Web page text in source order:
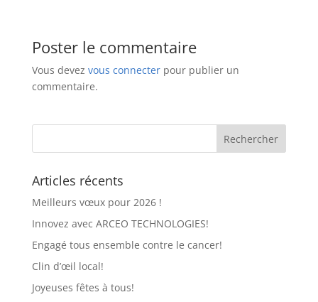
Poster le commentaire
Vous devez vous connecterpour publier un
commentaire.
Articles récents
Meilleurs vœux pour 2026 !
Innovez avec ARCEO TECHNOLOGIES!
Engagé tous ensemble contre le cancer!
Clin d’œil local!
Joyeuses fêtes à tous!